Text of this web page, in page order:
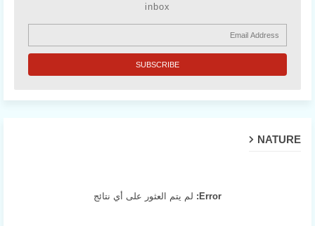
inbox
NATURE
Error: لم يتم العثور على أي نتائج